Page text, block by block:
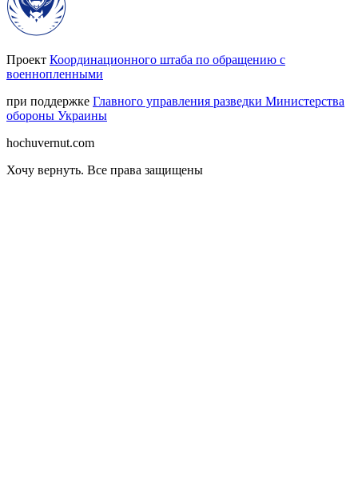
Проект Координационного штаба по обращению с
военнопленными
при поддержке Главного управления разведки Министерства
обороны Украины
hochuvernut.com
Хочу вернуть. Все права защищены